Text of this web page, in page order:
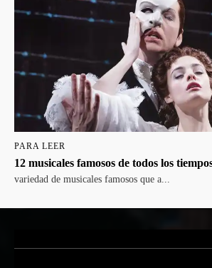
PARA LEER
12 musicales famosos de todos los
variedad de musicales famosos que a...